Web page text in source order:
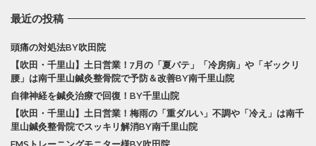
最近の投稿
頭痛の対処法BY吹田院
【吹田・千里山】土日営業！7月の「夏バテ」「冷房病」や「ギックリ
腰」は南千里山鍼灸整骨院で予防＆改善BY南千里山院
自律神経を鍼灸治療で回復！BY千里山院
【吹田・千里山】土日営業！梅雨の「重ダルい」不調や「冷え」は南千
里山鍼灸整骨院でスッキリ解消BY南千里山院